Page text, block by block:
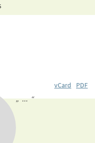
vCard
PDF
„ ... “